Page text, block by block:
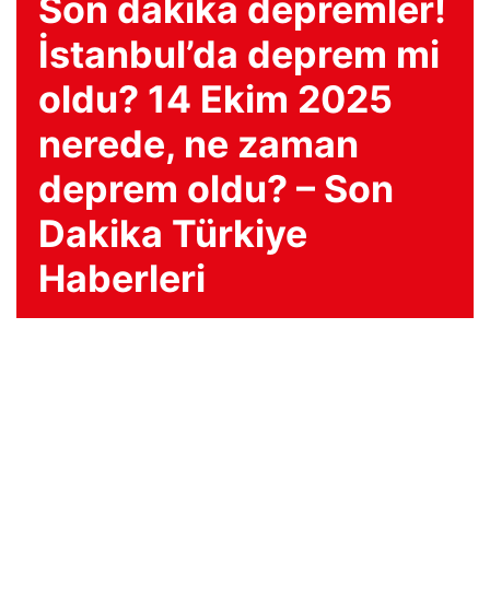
Son dakika depremler!
İstanbul’da deprem mi
oldu? 14 Ekim 2025
nerede, ne zaman
deprem oldu? – Son
Dakika Türkiye
Haberleri